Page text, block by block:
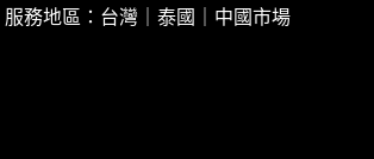
服務地區：台灣｜泰國｜中國市場